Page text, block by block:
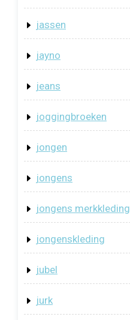
jassen
jayno
jeans
joggingbroeken
jongen
jongens
jongens merkkleding
jongenskleding
jubel
jurk